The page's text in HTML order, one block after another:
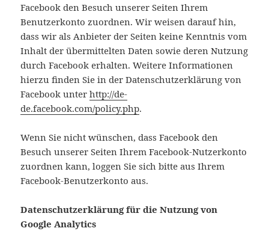
Facebook den Besuch unserer Seiten Ihrem
Benutzerkonto zuordnen. Wir weisen darauf hin,
dass wir als Anbieter der Seiten keine Kenntnis vom
Inhalt der übermittelten Daten sowie deren Nutzung
durch Facebook erhalten. Weitere Informationen
hierzu finden Sie in der Datenschutzerklärung von
Facebook unterhttp://de-
de.facebook.com/policy.php.
Wenn Sie nicht wünschen, dass Facebook den
Besuch unserer Seiten Ihrem Facebook-Nutzerkonto
zuordnen kann, loggen Sie sich bitte aus Ihrem
Facebook-Benutzerkonto aus.
Datenschutzerklärung für die Nutzung von
Google Analytics